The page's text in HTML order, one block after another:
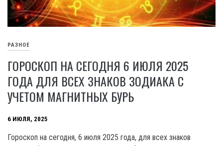
РАЗНОЕ
ГОРОСКОП НА СЕГОДНЯ 6 ИЮЛЯ 2025
ГОДА ДЛЯ ВСЕХ ЗНАКОВ ЗОДИАКА С
УЧЕТОМ МАГНИТНЫХ БУРЬ
6 ИЮЛЯ, 2025
Гороскоп на сегодня, 6 июля 2025 года, для всех знаков